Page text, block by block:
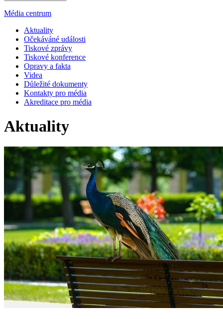
Média centrum
Aktuality
Očekáváné události
Tiskové zprávy
Tiskové konference
Opravy a fakta
Videa
Důležité dokumenty
Kontakty pro média
Akreditace pro média
Aktuality